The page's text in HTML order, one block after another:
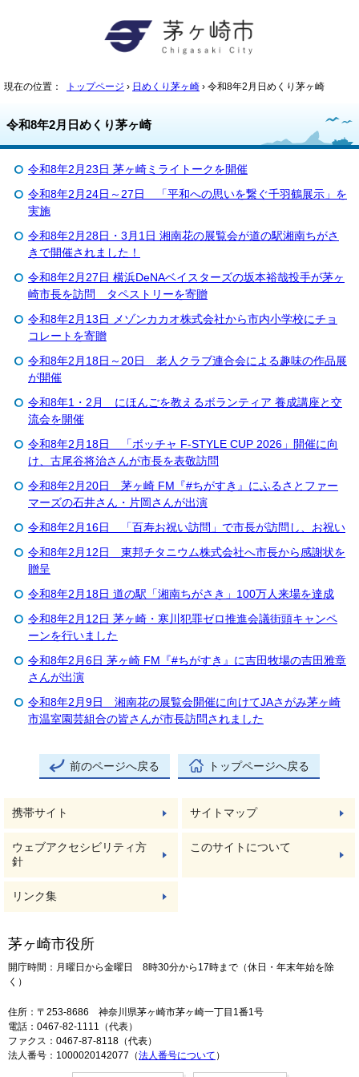
現在の位置： トップページ › 日めくり茅ヶ崎 › 令和8年2月日めくり茅ヶ崎
令和8年2月日めくり茅ヶ崎
令和8年2月23日 茅ヶ崎ミライトークを開催
令和8年2月24日～27日 「平和への思いを繋ぐ千羽鶴展示」を
実施
令和8年2月28日・3月1日 湘南花の展覧会が道の駅湘南ちがさ
きで開催されました！
令和8年2月27日 横浜DeNAベイスターズの坂本裕哉投手が茅ヶ
崎市長を訪問 タペストリーを寄贈
令和8年2月13日 メゾンカカオ株式会社から市内小学校にチョ
コレートを寄贈
令和8年2月18日～20日 老人クラブ連合会による趣味の作品展
が開催
令和8年1・2月 にほんごを教えるボランティア 養成講座と交
流会を開催
令和8年2月18日 「ボッチャ F-STYLE CUP 2026」開催に向
け、古尾谷将治さんが市長を表敬訪問
令和8年2月20日 茅ヶ崎 FM『#ちがすき』にふるさとファー
マーズの石井さん・片岡さんが出演
令和8年2月16日 「百寿お祝い訪問」で市長が訪問し、お祝い
令和8年2月12日 東邦チタニウム株式会社へ市長から感謝状を
贈呈
令和8年2月18日 道の駅「湘南ちがさき」100万人来場を達成
令和8年2月12日 茅ヶ崎・寒川犯罪ゼロ推進会議街頭キャンペ
ーンを行いました
令和8年2月6日 茅ヶ崎 FM『#ちがすき』に吉田牧場の吉田雅章
さんが出演
令和8年2月9日 湘南花の展覧会開催に向けてJAさがみ茅ヶ崎
市温室園芸組合の皆さんが市長訪問されました
前のページへ戻る トップページへ戻る
携帯サイト サイトマップ
ウェブアクセシビリティ方
針
このサイトについて
リンク集
茅ヶ崎市役所
開庁時間：月曜日から金曜日 8時30分から17時まで（休日・年末年始を除
く）
住所：〒253-8686 神奈川県茅ヶ崎市茅ヶ崎一丁目1番1号
電話：0467-82-1111（代表）
ファクス：0467-87-8118（代表）
法人番号：1000020142077（法人番号について ）